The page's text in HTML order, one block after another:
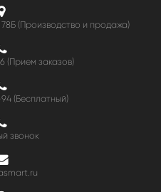
(Производство и продажа)
(Прием заказов)
(Бесплатный)
звонок